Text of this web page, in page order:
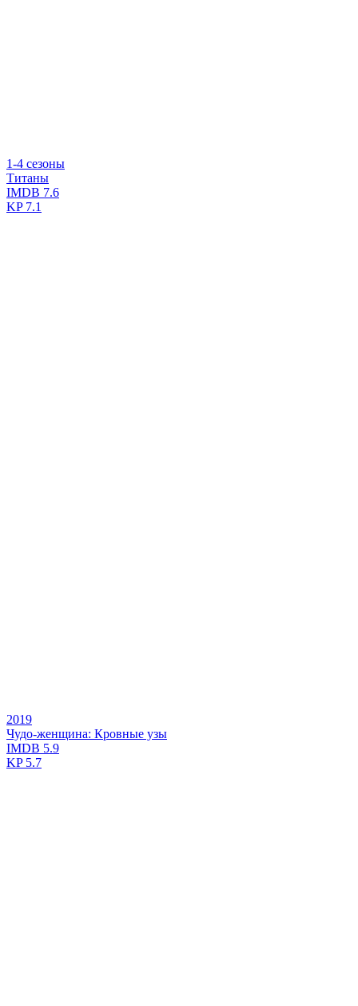
1-4 сезоны
Титаны
IMDB 7.6
KP7.1
2019
Чудо-женщина: Кровные узы
IMDB 5.9
KP5.7